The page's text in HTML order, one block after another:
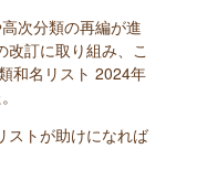
次分類の再編が進
改訂に取り組み、こ
和名リスト 2024年
ストが助けになれば